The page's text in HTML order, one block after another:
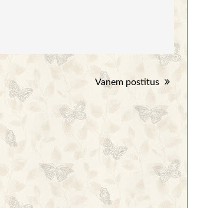
Vanem postitus